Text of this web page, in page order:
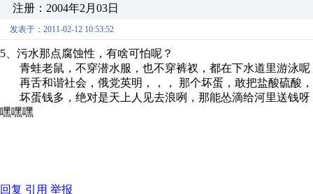
注册：2004年2月03日
发表于：2011-02-12 10:53:52
5、污水那点腐蚀性，有啥可怕呢？
青蛙老鼠，不穿潜水服，也不穿裤衩，都在下水道里游泳呢
再舌和谐社会，俄党英明，，， 那个坏蛋，敢把盐酸硫酸
坏蛋钱多，绝对是天上人见去浪咧，那能怂滴给河里送钱呀
嘿嘿嘿
回复 引用 举报